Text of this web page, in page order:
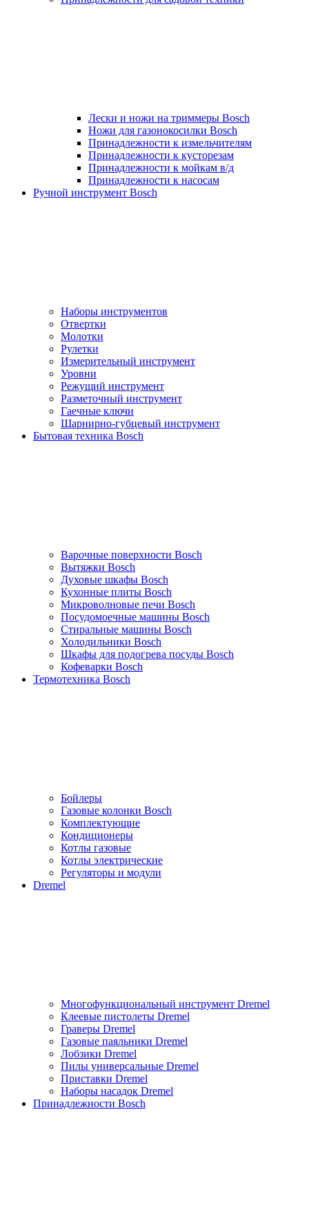
Лески и ножи на триммеры Bosch
Ножи для газонокосилки Bosch
Принадлежности к измельчителям
Принадлежности к кусторезам
Принадлежности к мойкам в/д
Принадлежности к насосам
Ручной инструмент Bosch
Наборы инструментов
Отвертки
Молотки
Рулетки
Измерительный инструмент
Уровни
Режущий инструмент
Разметочный инструмент
Гаечные ключи
Шарнирно-губцевый инструмент
Бытовая техника Bosch
Варочные поверхности Bosch
Вытяжки Bosch
Духовые шкафы Bosch
Кухонные плиты Bosch
Микроволновые печи Bosch
Посудомоечные машины Bosch
Стиральные машины Bosch
Холодильники Bosch
Шкафы для подогрева посуды Bosch
Кофеварки Bosch
Термотехника Bosch
Бойлеры
Газовые колонки Bosch
Комплектующие
Кондиционеры
Котлы газовые
Котлы электрические
Регуляторы и модули
Dremel
Многофункциональный инструмент Dremel
Клеевые пистолеты Dremel
Граверы Dremel
Газовые паяльники Dremel
Лобзики Dremel
Пилы универсальные Dremel
Приставки Dremel
Наборы насадок Dremel
Принадлежности Bosch